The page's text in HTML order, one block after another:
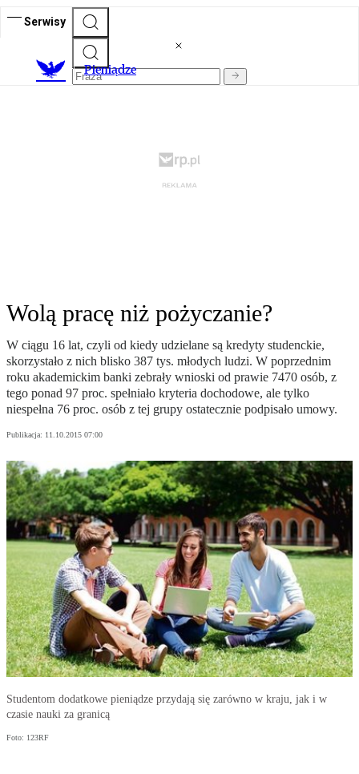
Serwisy
Pieniądze
Wolą pracę niż pożyczanie?
W ciągu 16 lat, czyli od kiedy udzielane są kredyty studenckie,
skorzystało z nich blisko 387 tys. młodych ludzi. W poprzednim
roku akademickim banki zebrały wnioski od prawie 7470 osób, z
tego ponad 97 proc. spełniało kryteria dochodowe, ale tylko
niespełna 76 proc. osób z tej grupy ostatecznie podpisało umowy.
Publikacja: 11.10.2015 07:00
Studentom dodatkowe pieniądze przydają się zarówno w kraju, jak i w
czasie nauki za granicą
Foto: 123RF